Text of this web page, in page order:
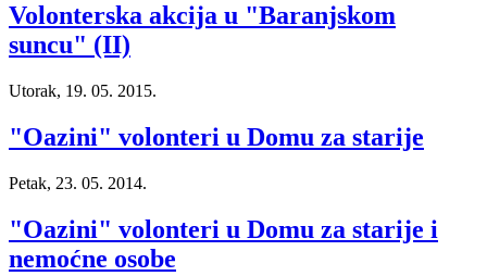
Volonterska akcija u "Baranjskom
suncu" (II)
Utorak, 19. 05. 2015.
"Oazini" volonteri u Domu za starije
Petak, 23. 05. 2014.
"Oazini" volonteri u Domu za starije i
nemoćne osobe